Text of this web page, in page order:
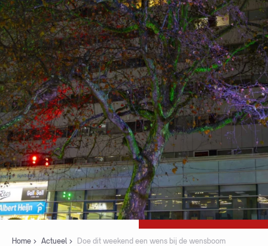
Home Actueel Doe dit weekend een wens bij de wensboom